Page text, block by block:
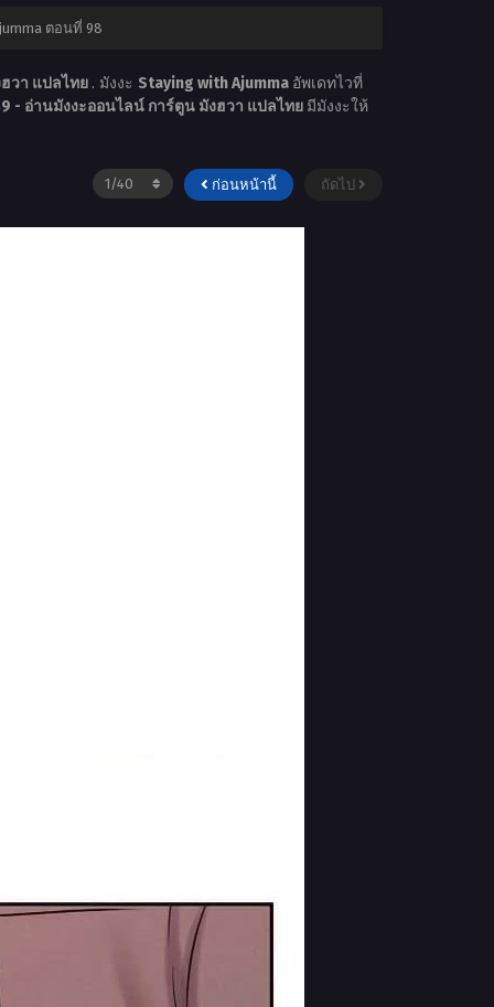
ตอนที่ 98
วา แปลไทย . มังงะ Staying with Ajumma อัพเดทไวที่
- อ่านมังงะออนไลน์ การ์ตูน มังฮวา แปลไทย มีมังงะให้
ก่อนหน้านี้ ถัดไป